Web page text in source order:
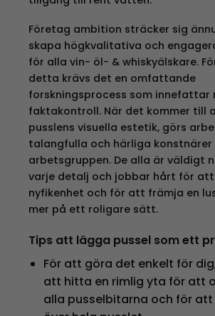
Företag ambition sträcker sig
skapa högkvalitativa och
för alla vin- öl- & whiskyälskare.
detta krävs det en omfattande
forskningsprocess som innefattar
faktakontroll. När det kommer till
pusslens visuella estetik, görs
talangfulla och härliga konstnärer
arbetsgruppen. De alla är väldigt
varje detalj och jobbar hårt för
nyfikenhet och för att främja en
mer på ett roligare sätt.
Tips att lägga pussel som ett
För att göra det enkelt för
att hitta en rimlig yta för att
alla pusselbitarna och för